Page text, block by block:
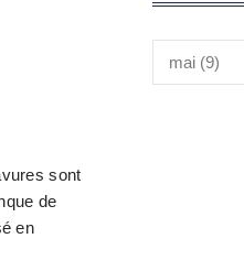
sont
de
en